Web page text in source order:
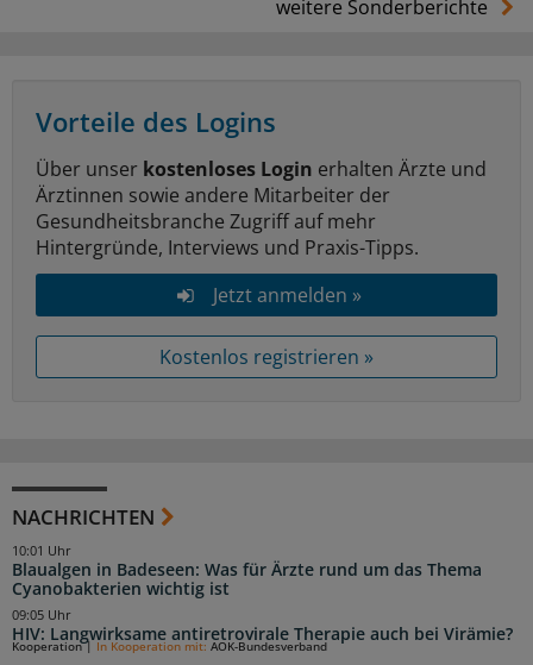
weitere Sonderberichte
Vorteile des Logins
Über unser kostenloses Login erhalten Ärzte und
Ärztinnen sowie andere Mitarbeiter der
Gesundheitsbranche Zugriff auf mehr
Hintergründe, Interviews und Praxis-Tipps.
Jetzt anmelden »
Kostenlos registrieren »
NACHRICHTEN
Blaualgen in Badeseen: Was für Ärzte rund um das Thema
Cyanobakterien wichtig ist
10:01 Uhr
HIV: Langwirksame antiretrovirale Therapie auch bei Virämie?
09:05 Uhr
Kooperation| In Kooperation mit: AOK-Bundesverband